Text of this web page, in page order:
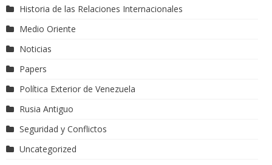
Historia de las Relaciones Internacionales
Medio Oriente
Noticias
Papers
Política Exterior de Venezuela
Rusia Antiguo
Seguridad y Conflictos
Uncategorized